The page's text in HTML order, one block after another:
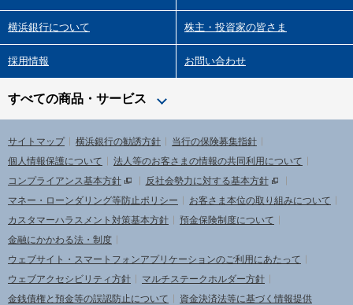
横浜銀行について 株主・投資家の皆さま
採用情報 お問い合わせ
すべての商品・サービス
サイトマップ 横浜銀行の勧誘方針
当行の保険募集指針
個人情報保護について
法人等のお客さまの情報の共同利用について
コンプライアンス基本方針
反社会勢力に対する基本方針
マネー・ローンダリング等防止ポリシー
お客さま本位の取り組みについて
カスタマーハラスメント対策基本方針
預金保険制度について
金融にかかわる法・制度
ウェブサイト・スマートフォンアプリケーションのご利用にあたって
ウェブアクセシビリティ方針
マルチステークホルダー方針
金銭債権と預金等の誤認防止について
資金決済法等に基づく情報提供